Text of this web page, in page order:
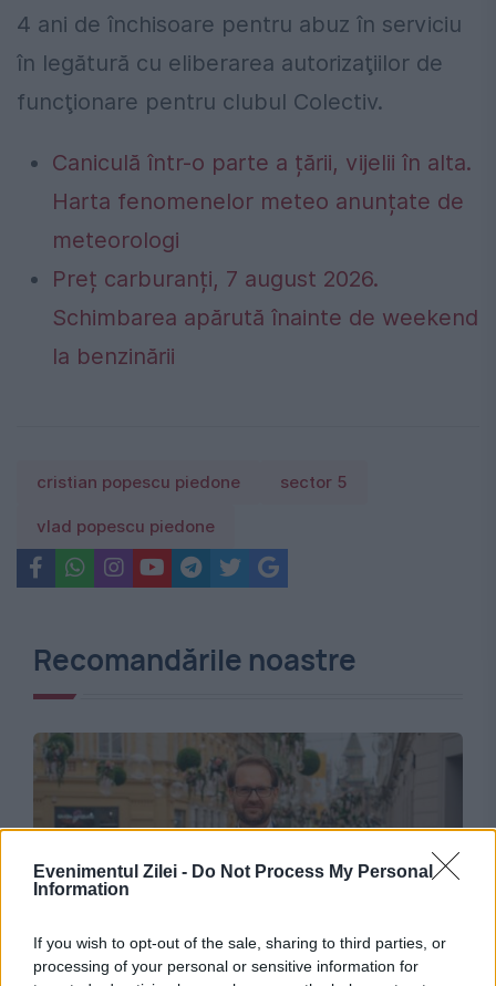
Evenimentul Zilei - Do Not Process My Personal
Information
If you wish to opt-out of the sale, sharing to third parties, or
processing of your personal or sensitive information for
4 ani de închisoare pentru abuz în serviciu
în legătură cu eliberarea autorizaţiilor de
funcţionare pentru clubul Colectiv.
Caniculă într-o parte a țării, vijelii în alta.
Harta fenomenelor meteo anunțate de
meteorologi
Preț carburanți, 7 august 2026.
Schimbarea apărută înainte de weekend
la benzinării
cristian popescu piedone sector 5
vlad popescu piedone
Recomandările noastre
POLITICA